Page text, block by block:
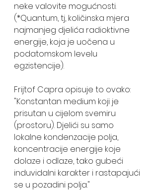
neke valovite mogućnosti.
(*Quantum, tj, količinska mjera
najmanjeg djelića radioktivne
energije, koja je uočena u
podatomskom levelu
egzistencije).
Frijtof Capra opisuje to ovako:
"Konstantan medium koji je
prisutan u cijelom svemiru
(prostoru). Djelići su samo
lokalne kondenzacije polja,
koncentracije energije koje
dolaze i odlaze, tako gubeći
induvidalni karakter i rastapajući
se u pozadini polja."